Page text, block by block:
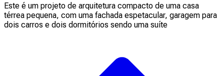
Este é um projeto de arquitetura compacto de uma casa
térrea pequena, com uma fachada espetacular, garagem para
dois carros e dois dormitórios sendo uma suíte